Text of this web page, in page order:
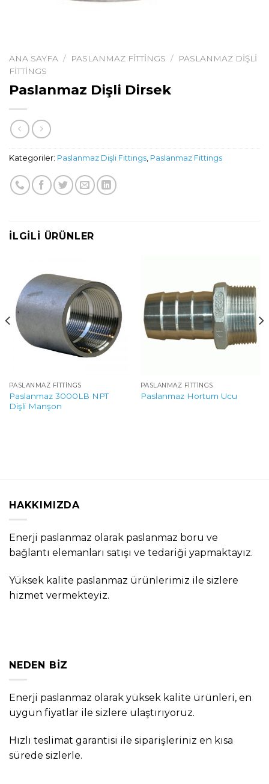
ANA SAYFA / PASLANMAZ FITTINGS /
PASLANMAZ DIŞLI
FITTINGS
Paslanmaz Dişli Dirsek
Kategoriler: Paslanmaz Dişli Fittings, Paslanmaz Fittings
İLGILI ÜRÜNLER
PASLANMAZ FITTINGS
Paslanmaz 3000LB NPT
Dişli Manşon
PASLANMAZ FITTINGS
Paslanmaz Hortum Ucu
HAKKIMIZDA
Enerji paslanmaz olarak paslanmaz boru ve
bağlantı elemanları satışı ve tedariği yapmaktayız.
Yüksek kalite paslanmaz ürünlerimiz ile sizlere
hizmet vermekteyiz.
NEDEN BIZ
Enerji paslanmaz olarak yüksek kalite ürünleri, en
uygun fiyatlar ile sizlere ulaştırıyoruz.
Hızlı teslimat garantisi ile siparişleriniz en kısa
sürede sizlerle.